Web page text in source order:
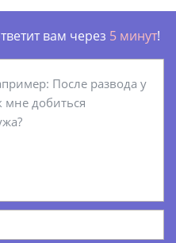
вам через 5 минут!